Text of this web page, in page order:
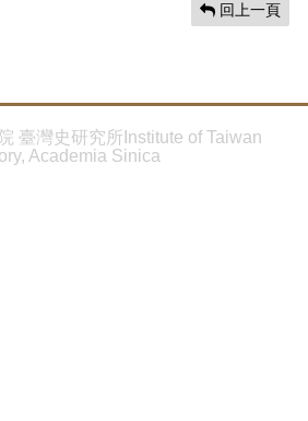
回上一頁
臺灣史研究所Institute of Taiwan
Academia Sinica